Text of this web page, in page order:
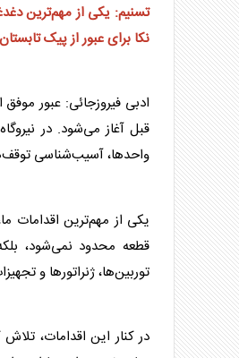
تسنیم: یکی از مهم‌ترین
نکا برای عبور از پیک
ادبی فیروزجائی: عبور
قبل آغاز می‌شود. در
واحدها، آسیب‌شناسی
یکی از مهم‌ترین اقدامات
قطعه محدود نمی‌شود، بلکه
توربین‌ها، ژنراتورها و
در کنار این اقدامات،